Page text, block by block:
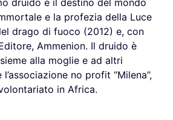
druido e il destino del mondo
e la profezia della Luce
drago di fuoco (2012) e, con
Ammenion. Il druido è
alla moglie e ad altri
no profit “Milena”,
in Africa.